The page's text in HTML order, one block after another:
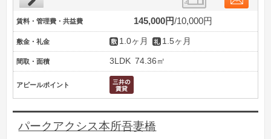
賃料・管理費・共益費 145,000円 10,000円
敷金・礼金 1.0ヶ月 1.5ヶ月
間取・面積 3LDK 74.36㎡
アピールポイント
パークアクシス本所吾妻橋